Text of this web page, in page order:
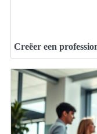
Creëer een